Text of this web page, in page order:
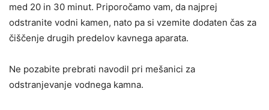
med 20 in 30 minut. Priporočamo vam, da najprej
odstranite vodni kamen, nato pa si vzemite dodaten čas za
čiščenje drugih predelov kavnega aparata.
Ne pozabite prebrati navodil pri mešanici za
odstranjevanje vodnega kamna.